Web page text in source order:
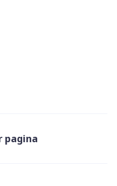
pagina